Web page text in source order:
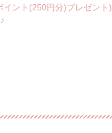
イント(250円分)プレゼント)